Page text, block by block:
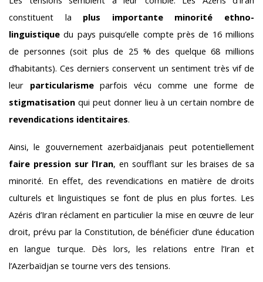
constituent la plus importante minorité ethno-
linguistique du pays puisqu’elle compte près de 16 millions
de personnes (soit plus de 25 % des quelque 68 millions
d’habitants). Ces derniers conservent un sentiment très vif de
leur particularismeparfois vécu comme une forme de
stigmatisation qui peut donner lieu à un certain nombre de
revendications identitaires.
Ainsi, le gouvernement azerbaïdjanais peut potentiellement
faire pression sur l’Iran, en soufflant sur les braises de sa
minorité. En effet, des revendications en matière de droits
culturels et linguistiques se font de plus en plus fortes. Les
Azéris d’Iran réclament en particulier la mise en œuvre de leur
droit, prévu par la Constitution, de bénéficier d’une éducation
en langue turque. Dès lors, les relations entre l’Iran et
l’Azerbaïdjan se tourne vers des tensions.